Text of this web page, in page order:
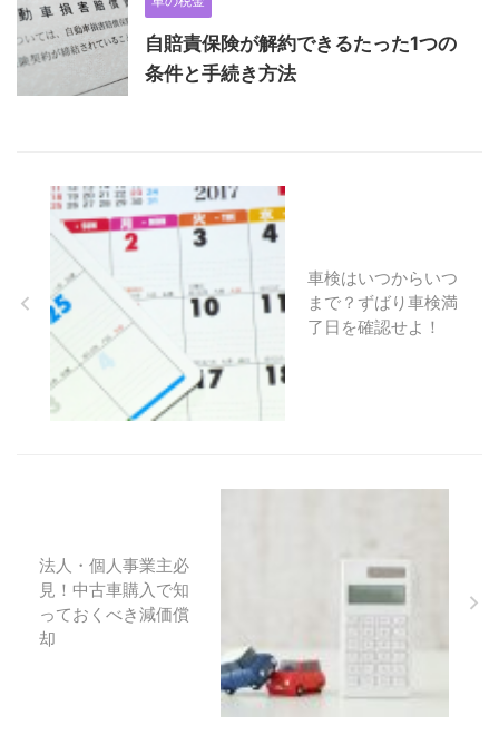
自賠責保険が解約できるたった1つの
条件と手続き方法
車検はいつからいつ
まで？ずばり車検満
了日を確認せよ！
法人・個人事業主必
見！中古車購入で知
っておくべき減価償
却